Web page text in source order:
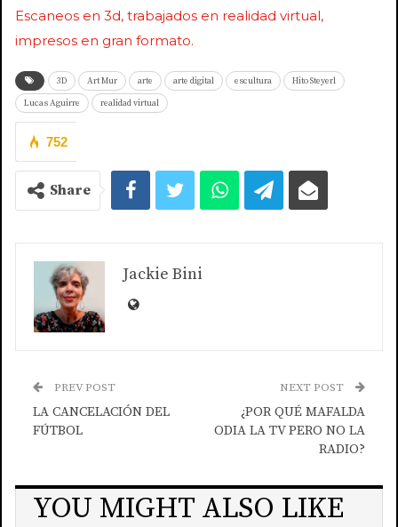
Escaneos en 3d, trabajados en realidad virtual,
impresos en gran formato.
3D Art Mur arte arte digital escultura Hito Steyerl
Lucas Aguirre realidad virtual
752
Share
Jackie Bini
PREV POST
LA CANCELACIÓN DEL
FÚTBOL
NEXT POST
¿POR QUÉ MAFALDA
ODIA LA TV PERO NO LA
RADIO?
YOU MIGHT ALSO LIKE